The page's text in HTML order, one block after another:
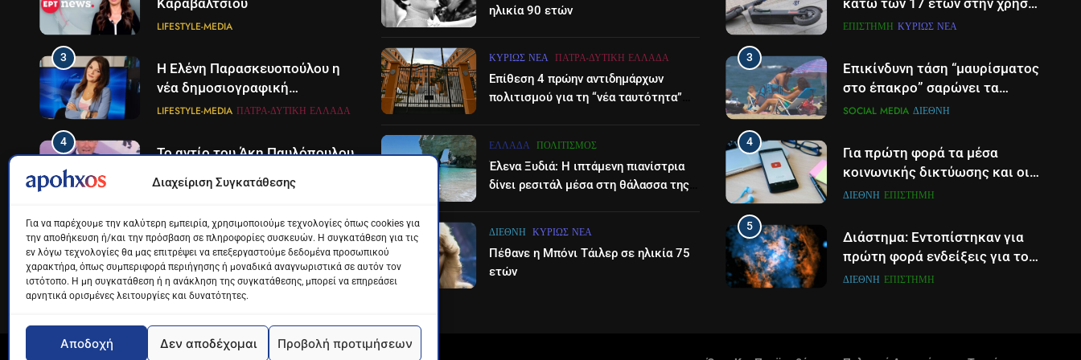
Διαχείριση Συγκατάθεσης
Για να παρέχουμε την καλύτερη εμπειρία, χρησιμοποιούμε τεχνολογίες όπως cookies για
την αποθήκευση ή/και την πρόσβαση σε πληροφορίες συσκευών. Η συγκατάθεση για τις
εν λόγω τεχνολογίες θα μας επιτρέψει να επεξεργαστούμε δεδομένα προσωπικού
χαρακτήρα, όπως συμπεριφορά περιήγησης ή μοναδικά αναγνωριστικά σε αυτόν τον
ιστότοπο. Η μη συγκατάθεση ή η ανάκληση της συγκατάθεσης, μπορεί να επηρεάσει
αρνητικά ορισμένες λειτουργίες και δυνατότητες.
Αποδοχή Δεν αποδέχομαι Προβολή προτιμήσεων
Καραβάλτσιου
LIFESTYLE-MEDIA
3
Η Ελένη Παρασκευοπούλου η
νέα δημοσιογραφική
προσθήκη του ΣΚΑΪ στην
LIFESTYLE-MEDIA ΠΆΤΡΑ-ΔΥΤΙΚΉ ΕΛΛΆΔΑ
4
Το αντίο του Άκη Παυλόπουλου
5
Ο Παναγιώτης Στάθης στο
«τιμόνι» του κεντρικού
δελτίου ειδήσεων της ΕΡΤ
LIFESTYLE-MEDIA
Στον ΑΝΤ1 η Σία Κοσιώνη- Η
ανακοίνωση του σταθμού
ηλικία 90 ετών
ΚΥΡΊΩΣ ΝΈΑ ΠΆΤΡΑ-ΔΥΤΙΚΉ ΕΛΛΆΔΑ
Επίθεση 4 πρώην αντιδημάρχων
πολιτισμού για τη “νέα ταυτότητα”
ΕΛΛΆΔΑ ΠΟΛΙΤΙΣΜΌΣ
Έλενα Ξυδιά: Η ιπτάμενη πιανίστρια
δίνει ρεσιτάλ μέσα στη θάλασσα της
ΔΙΕΘΝΉ ΚΥΡΊΩΣ ΝΈΑ
Πέθανε η Μπόνι Τάιλερ σε ηλικία 75
ετών
κάτω των 17 ετών στην χρήση
πατινιού- Οι νέες ρυθμίσεις
ΕΠΙΣΤΉΜΗ ΚΥΡΊΩΣ ΝΈΑ
3
Επικίνδυνη τάση “μαυρίσματος
στο έπακρο” σαρώνει τα
σόσιαλ
SOCIAL MEDIA ΔΙΕΘΝΉ
4
Για πρώτη φορά τα μέσα
κοινωνικής δικτύωσης και οι
πλατφόρμες βίντεο
περισσότερο για ενημέρωση,
σε παγκόσμιο επίπεδο
ΔΙΕΘΝΉ ΕΠΙΣΤΉΜΗ
5
Διάστημα: Εντοπίστηκαν για
πρώτη φορά ενδείξεις για τον
άνεμο που εκπέμπει η μαύρη
ΔΙΕΘΝΉ ΕΠΙΣΤΉΜΗ